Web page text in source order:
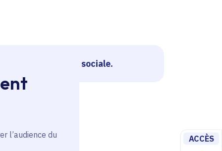
l’audience du
ACCÈS
créatif à vocation sociale.